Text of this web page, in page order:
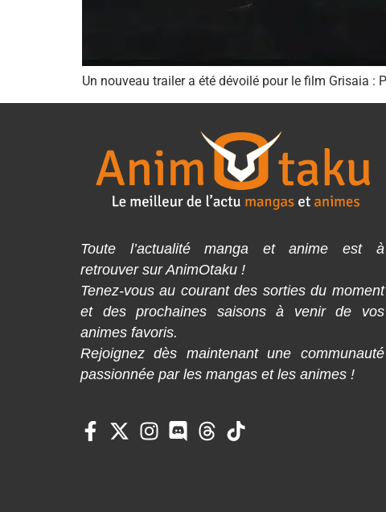
Un nouveau trailer a été dévoilé pour le film Grisaia :
Toute l’actualité manga et anime est à
retrouver sur AnimOtaku !
Tenez-vous au courant des sorties du moment
et des prochaines saisons à venir de vos
animes favoris.
Rejoignez dès maintenant une communauté
passionnée par les mangas et les animes !